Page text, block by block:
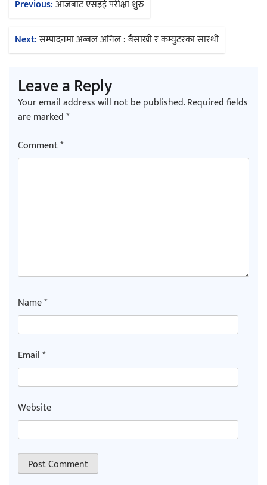
navigation
Previous:आजबाट एसइई परीक्षा शुरु
Next:सम्पादनमा अब्बल अनिल : बैसाखी र कम्युटरका सारथी
Leave a Reply
Your email address will not be published.Required fields
are marked*
Comment*
Name*
Email*
Website